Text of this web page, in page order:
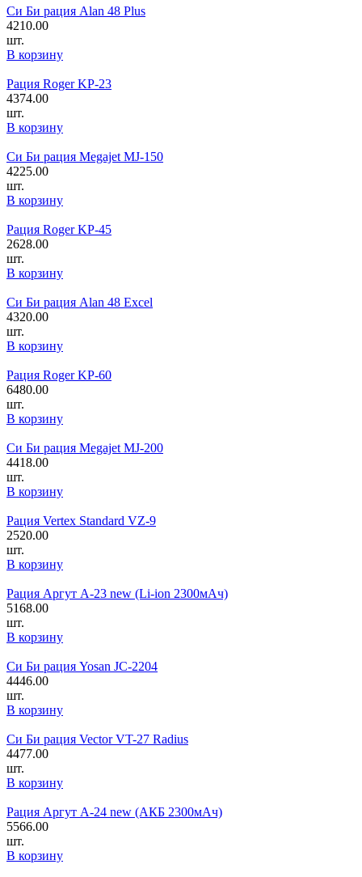
Си Би рация Alan 48 Plus
4210.00
шт.
В корзину
Рация Roger KP-23
4374.00
шт.
В корзину
Си Би рация Megajet MJ-150
4225.00
шт.
В корзину
Рация Roger KP-45
2628.00
шт.
В корзину
Си Би рация Alan 48 Excel
4320.00
шт.
В корзину
Рация Roger KP-60
6480.00
шт.
В корзину
Си Би рация Megajet MJ-200
4418.00
шт.
В корзину
Рация Vertex Standard VZ-9
2520.00
шт.
В корзину
Рация Аргут А-23 new (Li-ion 2300мАч)
5168.00
шт.
В корзину
Си Би рация Yosan JC-2204
4446.00
шт.
В корзину
Си Би рация Vector VT-27 Radius
4477.00
шт.
В корзину
Рация Аргут А-24 new (АКБ 2300мАч)
5566.00
шт.
В корзину